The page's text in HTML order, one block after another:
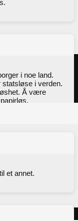
i noe land.
statsløse i verden.
Å være
et annet.